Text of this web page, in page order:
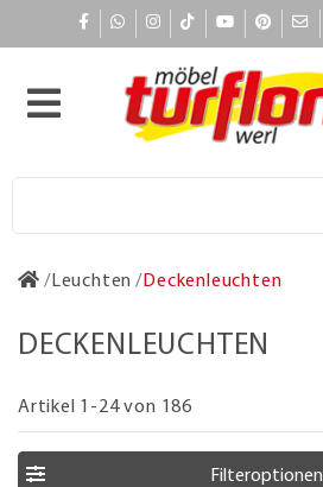
Leuchten Deckenleuchten
DECKENLEUCHTEN
Artikel 1-24 von 186
Filteroptionen